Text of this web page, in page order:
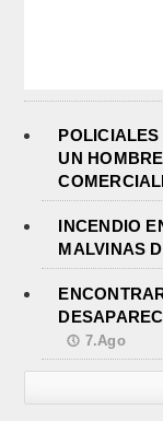
UN
INCENDIO
MALVINAS
7.Ago